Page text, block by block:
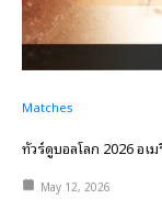
Matches
ทัวร์ดูบอลโลก 2026 อเ
May 12, 2026